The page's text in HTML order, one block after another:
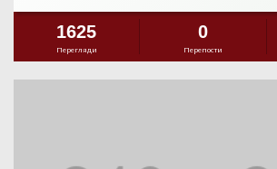
1625
Перегляди
0
Перепости